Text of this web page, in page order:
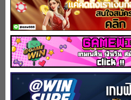
5 ราศี หมดสิ้นความจน ปลดหนี้
พิจิก พฤษภ กันย์
February 27, 2024